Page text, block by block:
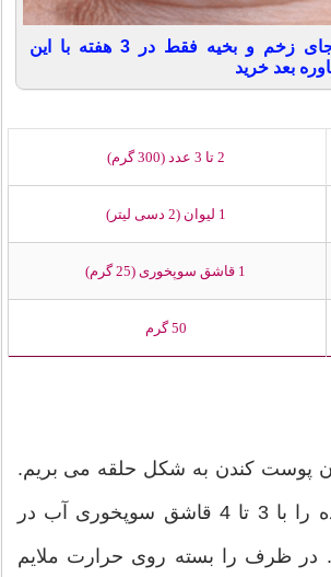
کاهش چشمگیر جای زخم و بخیه فقط در 3 هفته با این
بعد خرید
پوست کندن به شکل حلقه می بریم.
قطعات بریده شده را با 3 تا 4 قاشق سوپخوری آب در
ظرف را بسته روی حرارت ملایم